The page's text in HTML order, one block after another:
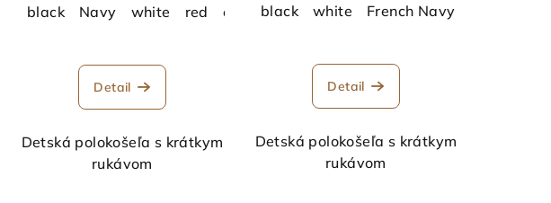
Heather Grey Bottle Green burgundy sky blue deep navy
black Navy white red orange royal sky blue yellow
Detail
Detská polokošeľa s krátkym
rukávom
black
white French Navy
Detail
Detská polokošeľa s krátkym
rukávom